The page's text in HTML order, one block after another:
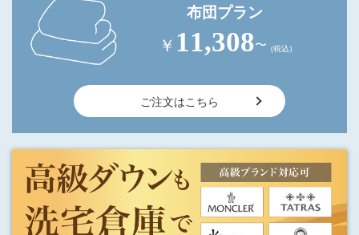
布団プラン
￥ 11,308〜 (税込)
ご注文はこちら